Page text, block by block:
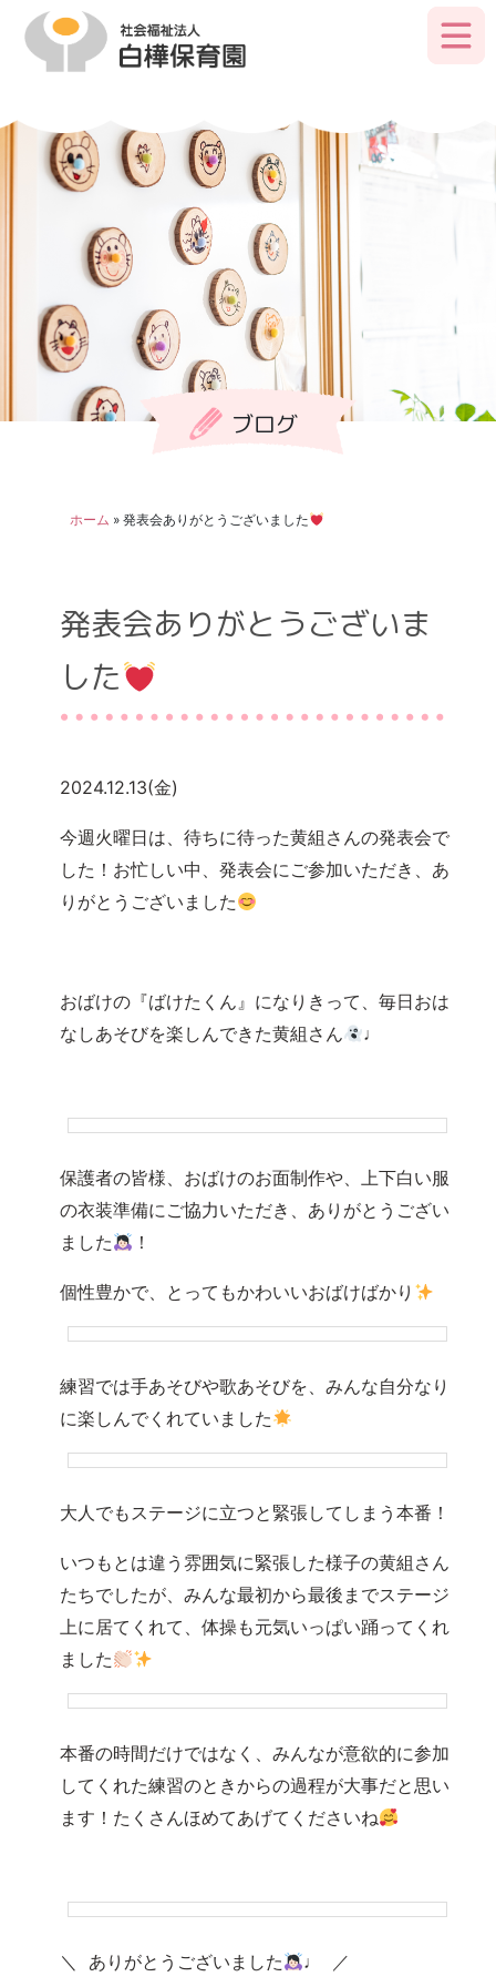
Skip
primary
ブログ
ホーム » 発表会ありがとうございました
発表会ありがとうございま
した
2024.12.13(金)
今週火曜日は、待ちに待った黄組さんの発表会で
した！お忙しい中、発表会にご参加いただき、あ
りがとうございました
おばけの『ばけたくん』になりきって、毎日おは
なしあそびを楽しんできた黄組さん
♩
保護者の皆様、おばけのお面制作や、上下白い服
の衣装準備にご協力いただき、ありがとうござい
ました
！
個性豊かで、とってもかわいいおばけばかり
練習では手あそびや歌あそびを、みんな自分なり
に楽しんでくれていました
大人でもステージに立つと緊張してしまう本番！
いつもとは違う雰囲気に緊張した様子の黄組さん
たちでしたが、みんな最初から最後までステージ
上に居てくれて、体操も元気いっぱい踊ってくれ
ました
本番の時間だけではなく、みんなが意欲的に参加
してくれた練習のときからの過程が大事だと思い
ます！たくさんほめてあげてくださいね
＼ ありがとうございました ♩ ／